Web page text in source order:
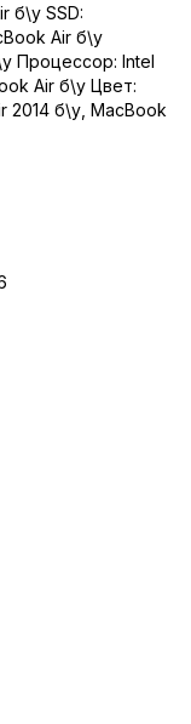
б\у SSD:
Air б\у
Процессор: Intel
Air б\у Цвет:
2014 б\у MacBook